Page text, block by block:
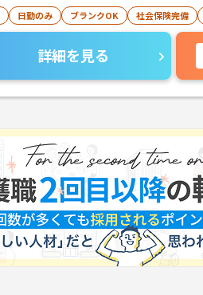
日勤のみ ブランクOK 社会保険完備
詳細を見る